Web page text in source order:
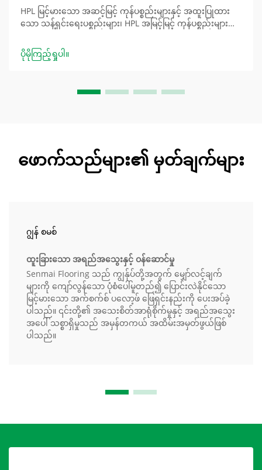
HPL မြင့်မားသော အဆင့်မြင့် ကုန်ပစ္စည်းများနှင့် အထူးပြုထား
သော သန့်ရှင်းရေးပစ္စည်းများ၊ HPL အမြင့်မြင့် ကုန်ပစ္စည်းများ၏
မှုနှင့် ပျက်စီးမှု ဟော်မိုဂေးနီယပ် (HPL) မြင့်မားသော အဆင့်မြင့်
ကုန်ပစ္စည်းများတွင် ဖငွေလစ် ရီဆင် အလွှာများနှင့် e...
ပိုမိုကြည့်ရှုပါ။
ဖောက်သည်များ၏ မှတ်ချက်များ
ဂျွန် စမစ်
ထူးခြားသော အရည်အသွေးနှင့် ဝန်ဆောင်မှု
Senmai Flooring သည် ကျွန်ုပ်တို့အတွက် မျှော်လင့်ချက်
များကို ကျော်လွန်သော ပုံစံပေါ်မူတည်၍ ပြောင်းလဲနိုင်သော
မြင့်မားသော အက်စက်စ် ပလော့ဖ် ဖြေရှင်းနည်းကို ပေးအပ်ခဲ့
ပါသည်။ ၎င်းတို့၏ အသေးစိတ်အာရုံစိုက်မှုနှင့် အရည်အသွေး
အပေါ် သစ္စာရှိမှုသည် အမှန်တကယ် အထိမ်းအမှတ်ဖွယ်ဖြစ်
ပါသည်။